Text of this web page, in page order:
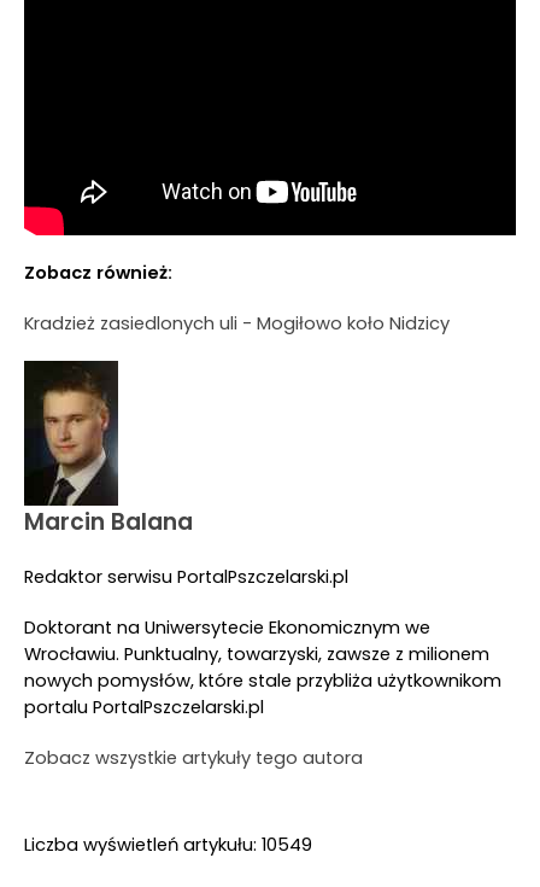
Zobacz również:
Kradzież zasiedlonych uli - Mogiłowo koło Nidzicy
Marcin Balana
Redaktor serwisu PortalPszczelarski.pl
Doktorant na Uniwersytecie Ekonomicznym we
Wrocławiu. Punktualny, towarzyski, zawsze z milionem
nowych pomysłów, które stale przybliża użytkownikom
portalu PortalPszczelarski.pl
Zobacz wszystkie artykuły tego autora
Liczba wyświetleń artykułu: 10549